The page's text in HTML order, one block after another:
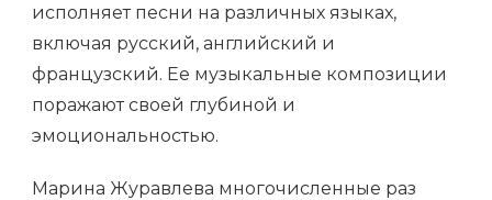
исполняет песни на различных языках,
включая русский, английский и
французский. Ее музыкальные композиции
поражают своей глубиной и
эмоциональностью.
Марина Журавлева многочисленные раз